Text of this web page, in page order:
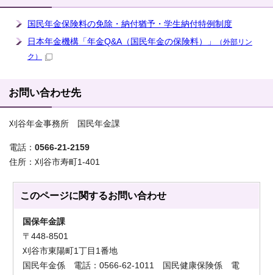
国民年金保険料の免除・納付猶予・学生納付特例制度
日本年金機構「年金Q&A（国民年金の保険料）」
（外部リン
ク）
お問い合わせ先
刈谷年金事務所 国民年金課
電話： 0566-21-2159
住所：刈谷市寿町1-401
このページに関するお問い合わせ
国保年金課
〒448-8501
刈谷市東陽町1丁目1番地
国民年金係 電話：0566-62-1011 国民健康保険係 電